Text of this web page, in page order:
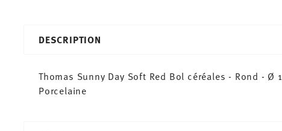
DESCRIPTION
Thomas Sunny Day Soft Red Bol céréales - Rond -
Porcelaine